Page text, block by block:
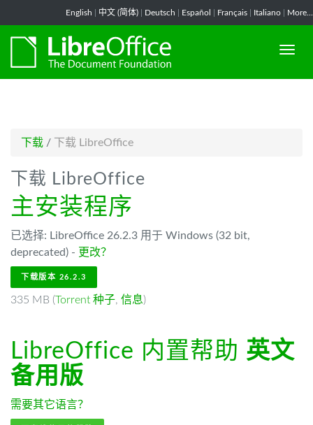
English 中文 (简体) Deutsch Español Français Italiano More...
下载 / 下载 LibreOffice
下载 LibreOffice
主安装程序
已选择: LibreOffice 26.2.3 用于 Windows (32 bit,
deprecated) - 更改？
下载版本 26.2.3
335 MB (Torrent 种子, 信息)
LibreOffice 内置帮助 英文
备用版
需要其它语言？